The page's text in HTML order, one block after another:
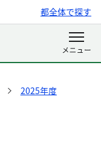
都全体で探す
2025年度